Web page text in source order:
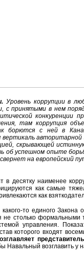
Уровень коррупции в
с принятыми в нем
конкуренции
там коррупция
борются с ней в
скрывающей
об успешном опыте
свернет на европейский
в десятку наименее
как самые
как
то единого
не столько формальными
управления.
которого входят
Навальный возглавить у